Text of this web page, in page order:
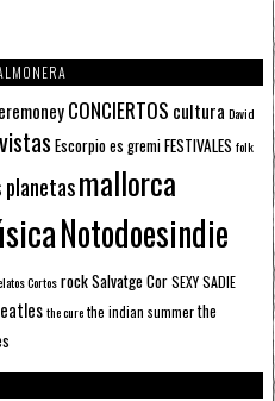
CONCIERTOS cultura David
Escorpioes gremiFESTIVALES folk
planetasmallorca
Notodoesindie
CortosrockSalvatge CorSEXY SADIE
the curethe indian summerthe